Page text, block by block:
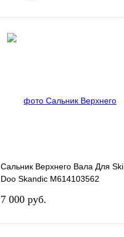
В избранное
Сальник Верхнего Вала Для Ski
Doo Skandic M614103562
7 000 руб.